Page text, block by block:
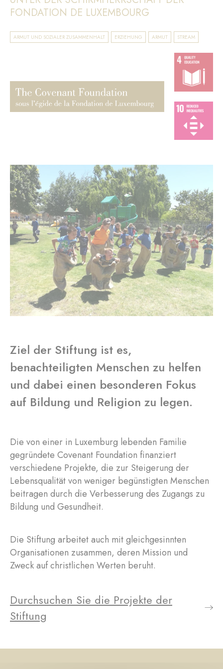
FONDATION DE LUXEMBOURG
ARMUT UND SOZIALER ZUSAMMENHALT ERZIEHUNG ARMUT STREAM
Ziel der Stiftung ist es,
benachteiligten Menschen zu helfen
und dabei einen besonderen Fokus
auf Bildung und Religion zu legen.
Die von einer in Luxemburg lebenden Familie
gegründete Covenant Foundation finanziert
verschiedene Projekte, die zur Steigerung der
Lebensqualität von weniger begünstigten Menschen
beitragen durch die Verbesserung des Zugangs zu
Bildung und Gesundheit.
Die Stiftung arbeitet auch mit gleichgesinnten
Organisationen zusammen, deren Mission und
Zweck auf christlichen Werten beruht.
Durchsuchen Sie die Projekte der
Stiftung